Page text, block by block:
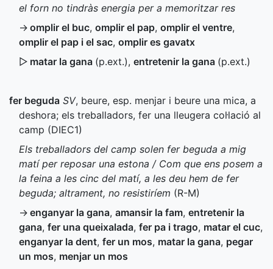
el forn no tindràs energia per a memoritzar res
→ omplir el buc, omplir el pap, omplir el ventre,
omplir el pap i el sac, omplir es gavatx
▷ matar la gana (p.ext.), entretenir la gana (p.ext.)
fer beguda SV, beure, esp. menjar i beure una mica, a
deshora; els treballadors, fer una lleugera col·lació al
camp (DIEC1)
Els treballadors del camp solen fer beguda a mig
matí per reposar una estona / Com que ens posem a
la feina a les cinc del matí, a les deu hem de fer
beguda; altrament, no resistiríem (R-M)
→ enganyar la gana, amansir la fam, entretenir la
gana, fer una queixalada, fer pa i trago, matar el cuc,
enganyar la dent, fer un mos, matar la gana, pegar
un mos, menjar un mos